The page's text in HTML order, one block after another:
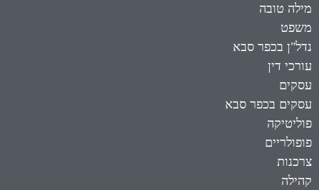
מילה טובה
משפט
נדל"ן בכפר סבא
עורכי דין
עסקים
עסקים בכפר סבא
פוליטיקה
פופולריים
צרכנות
קהילה